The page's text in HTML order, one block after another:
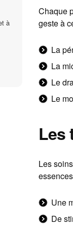
à
Chaque
geste à
La
La
Le
Le
Les
Les
Une
De